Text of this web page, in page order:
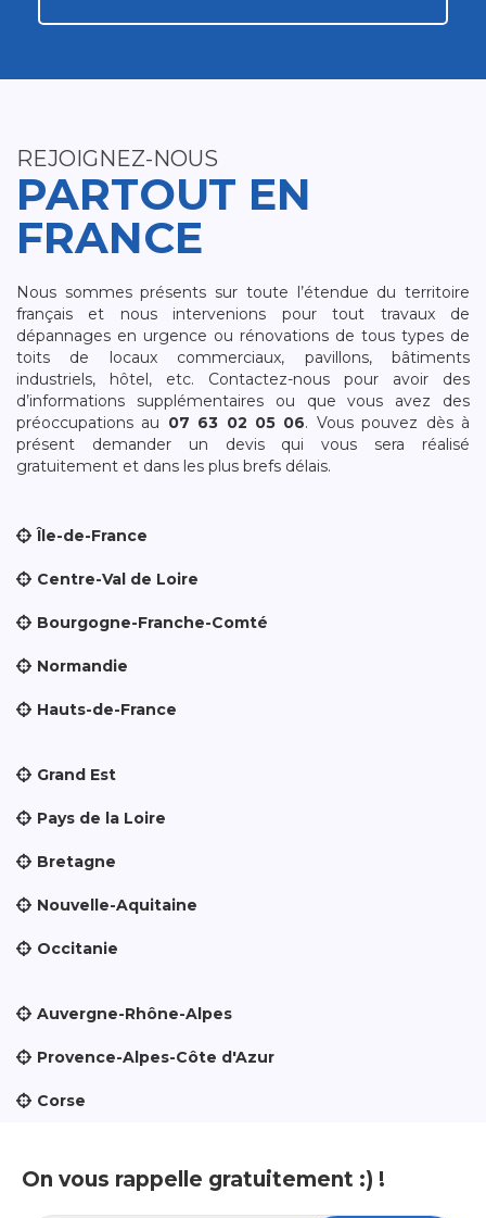
REJOIGNEZ-NOUS
PARTOUT EN
FRANCE
Nous sommes présents sur toute l’étendue du territoire
français et nous intervenions pour tout travaux de
dépannages en urgence ou rénovations de tous types de
toits de locaux commerciaux, pavillons, bâtiments
industriels, hôtel, etc. Contactez-nous pour avoir des
d’informations supplémentaires ou que vous avez des
préoccupations au 07 63 02 05 06. Vous pouvez dès à
présent demander un devis qui vous sera réalisé
gratuitement et dans les plus brefs délais.
Île-de-France
Centre-Val de Loire
Bourgogne-Franche-Comté
Normandie
Hauts-de-France
Grand Est
Pays de la Loire
Bretagne
Nouvelle-Aquitaine
Occitanie
Auvergne-Rhône-Alpes
Provence-Alpes-Côte d'Azur
Corse
On vous rappelle gratuitement :) !